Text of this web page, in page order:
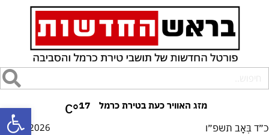
פתח 17
°C
כ״ד בְּאָב תשפ״ו 07/08/2026